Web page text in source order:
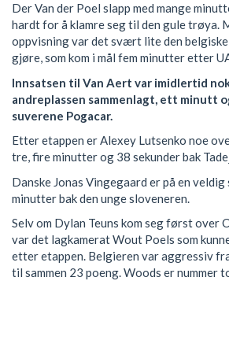
Der Van der Poel slapp med mange
hardt for å klamre seg til den gule trøya.
oppvisning var det svært lite den belgiske
gjøre, som kom i mål fem minutter etter
Innsatsen til Van Aert var imidlertid
andreplassen sammenlagt, ett minutt
suverene Pogacar.
Etter etappen er Alexey Lutsenko noe
tre, fire minutter og 38 sekunder bak
Danske Jonas Vingegaard er på en
minutter bak den unge sloveneren.
Selv om Dylan Teuns kom seg først over
var det lagkamerat Wout Poels som
etter etappen. Belgieren var aggressiv
til sammen 23 poeng. Woods er nummer